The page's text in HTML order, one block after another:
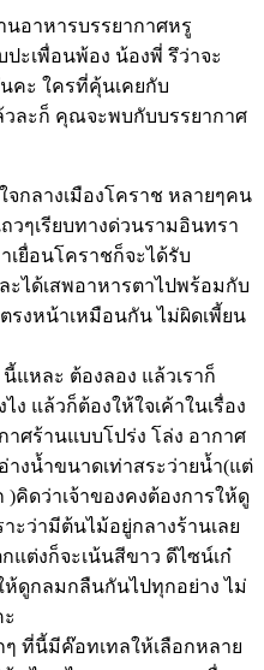
นอาหารบรรยากาศหรู
ปะเพื่อนพ้อง น้องพี่ รึว่าจะ
คะ ใครที่คุ้นเคยกับ
วละก็ คุณจะพบกับบรรยากาศ
จกลางเมืองโคราช หลายๆคน
วๆเรียบทางด่วนรามอินทรา
ยื่อนโคราชก็จะได้รับ
ะได้เสพอาหารตาไปพร้อมกับ
รงหน้าเหมือนกัน ไม่ผิดเพี้ยน
แหละ ต้องลอง แล้วเราก็
ง แล้วก็ต้องให้ใจเค้าในเรื่อง
าศร้านแบบโปร่ง โล่ง อากาศ
งน้ำขนาดเท่าสระว่ายน้ำ(แต่
คิดว่าเจ้าของคงต้องการให้ดู
ะว่ามีต้นไม้อยู่กลางร้านเลย
แต่งก็จะเน้นสีขาว ดีไซน์เก๋
ห้ดูกลมกลืนกันไปทุกอย่าง ไม่
ที่นี้มีค๊อทเทลให้เลือกหลาย